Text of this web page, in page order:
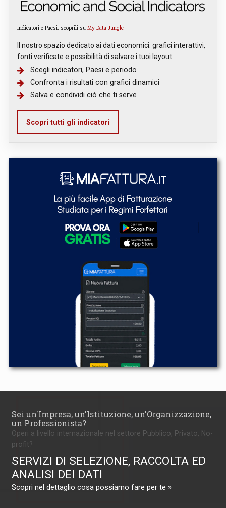
Indicatori e Paesi: scoprili su My Data Jungle
Il nostro spazio dedicato ai dati economici: grafici interattivi,
fonti verificate e possibilità di salvare i tuoi layout.
Scegli indicatori, Paesi e periodo
Confronta i risultati con grafici dinamici
Salva e condividi ciò che ti serve
Scopri tutti gli indicatori
Sei un'Impresa, un'Istituzione, un'Organizzazione,
un Professionista?
Operi a livello internazionale nel settore Pubblico, Privato, No-
profit?
SERVIZI DI SELEZIONE, RACCOLTA ED
ANALISI DEI DATI
Scopri nel dettaglio cosa possiamo fare per te »